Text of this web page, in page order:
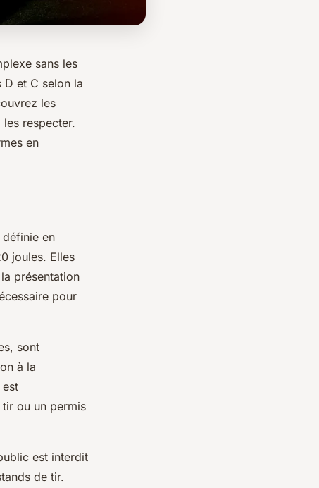
sans les
et C selon la
les
respecter.
en
en
joules. Elles
présentation
pour
sont
à la
ou un permis
est interdit
de tir.